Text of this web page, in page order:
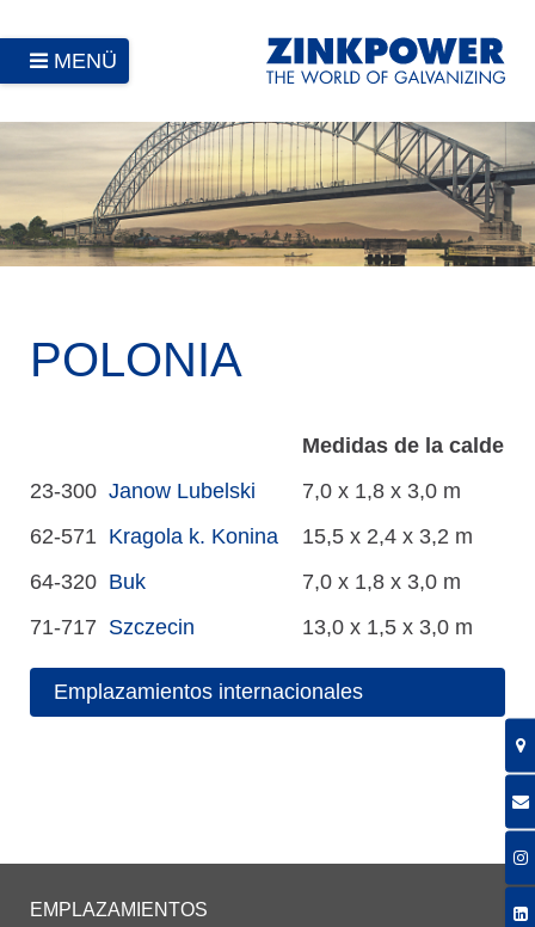
MENÜ
POLONIA
Medidas de la caldera
23-300 Janow Lubelski
7,0 x 1,8 x 3,0 m
62-571 Kragola k. Konina
15,5 x 2,4 x 3,2 m
64-320 Buk
7,0 x 1,8 x 3,0 m
71-717 Szczecin 13,0 x 1,5 x 3,0 m
Emplazamientos internacionales
EMPLAZAMIENTOS